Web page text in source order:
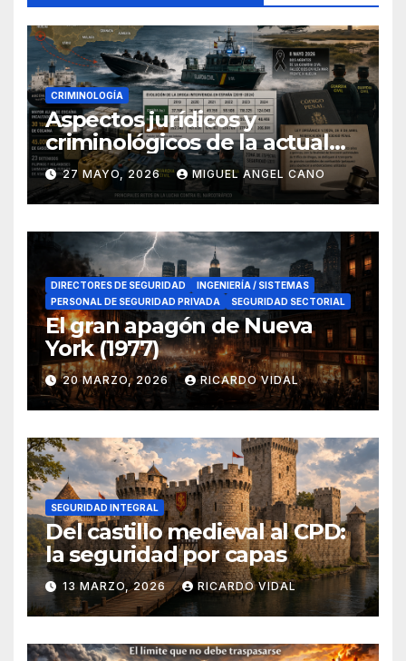
CRIMINOLOGÍA
Aspectos jurídicos y
criminológicos de la actual
lucha contra el narcotráfico
en el sur de España
27 MAYO, 2026 MIGUEL ANGEL CANO
DIRECTORES DE SEGURIDAD
INGENIERÍA / SISTEMAS
PERSONAL DE SEGURIDAD PRIVADA
SEGURIDAD SECTORIAL
El gran apagón de Nueva
York (1977)
20 MARZO, 2026 RICARDO VIDAL
SEGURIDAD INTEGRAL
Del castillo medieval al CPD:
la seguridad por capas
13 MARZO, 2026 RICARDO VIDAL